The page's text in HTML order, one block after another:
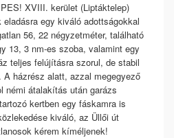
XVIII. kerület (Liptáktelep)
egy kiváló adottságokkal
56, 22 négyzetméter, található
13, 3 nm-es szoba, valamint egy
teljes felújításra szorul, de stabil
házrész alatt, azzal megegyező
némi átalakítás után garázs
kertben egy fáskamra is
kiváló, az Üllői út
kérem kíméljenek!